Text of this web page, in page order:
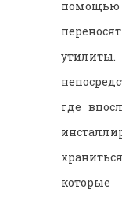
помощью
где